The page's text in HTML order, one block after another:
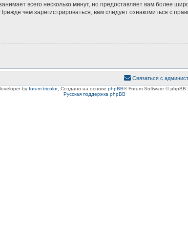
всего несколько минут, но предоставляет вам более
чем зарегистрироваться, вам следует ознакомиться с
Связаться с
by forum tricolor, Создано на основе phpBB® Forum Software © phpBB
Русская поддержка phpBB